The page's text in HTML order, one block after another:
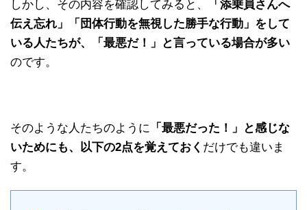
しかし、その内容を確認してみると、
「添乗員さんへ
伝え忘れ」「団体行動を無視した勝手な行動」をして
いる人たちが、「最悪だ！」と言っている場合が多い
のです。
そのような人たちのように 「最悪だった！」と感じな
いためにも、以下の2点を覚えておく だけでも違いま
す。